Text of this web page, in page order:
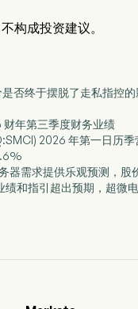
构成投资建议。
是否终于摆脱了走私指控
年第三季度财务业绩
2026 年第一日历季
器需求提供乐观预测，股
绩和指引超出预期，超微